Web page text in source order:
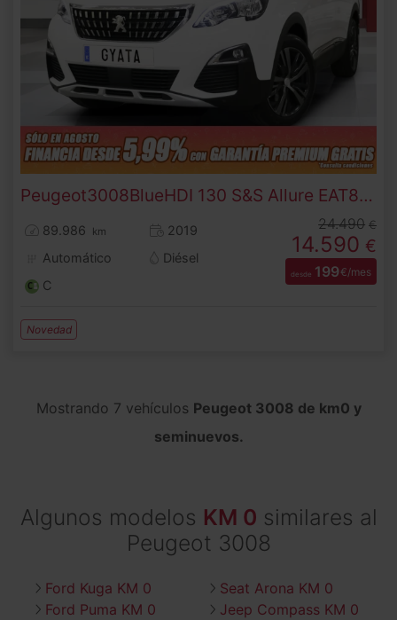
Peugeot3008 BlueHDI 130 S&S Allure EAT8 96 kW (130 CV)
89.986 km
2019
Automático
Diésel
C
24.490 €
14.590 €
desde 199€/mes
Novedad
Mostrando 7 vehículos Peugeot 3008 de km0 y
seminuevos.
Algunos modelos KM 0 similares al
Peugeot 3008
Ford Kuga KM 0
Seat Arona KM 0
Ford Puma KM 0
Jeep Compass KM 0